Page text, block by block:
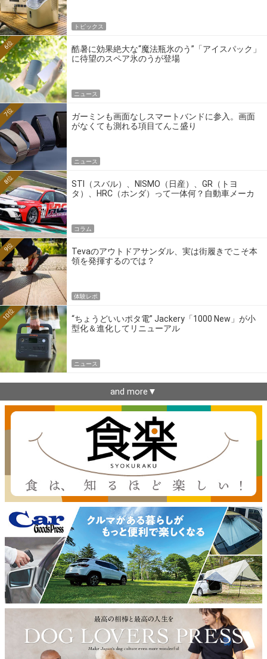
トピックス
酷暑に効果絶大な“魔法瓶氷のう”「アイスパック」
に待望のスペア氷のうが登場
6位
ニュース
ガーミンも画面なしスマートバンドに参入。画面
がなくても測れる項目てんこ盛り
7位
ニュース
STI（スバル）、NISMO（日産）、GR（トヨ
タ）、HRC（ホンダ）って一体何？自動車メーカ
8位
コラム
Tevaのアウトドアサンダル、実は街履きでこそ本
領を発揮するのでは？
9位
体験レポ
“ちょうどいいポタ電” Jackery「1000 New」が小
型化＆進化してリニューアル
10位
ニュース
and more▼